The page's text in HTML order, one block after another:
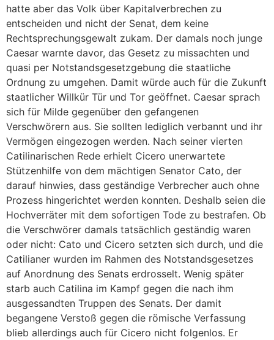
hatte aber das Volk über Kapitalverbrechen zu
entscheiden und nicht der Senat, dem keine
Rechtsprechungsgewalt zukam. Der damals noch junge
Caesar warnte davor, das Gesetz zu missachten und
quasi per Notstandsgesetzgebung die staatliche
Ordnung zu umgehen. Damit würde auch für die Zukunft
staatlicher Willkür Tür und Tor geöffnet. Caesar sprach
sich für Milde gegenüber den gefangenen
Verschwörern aus. Sie sollten lediglich verbannt und ihr
Vermögen eingezogen werden. Nach seiner vierten
Catilinarischen Rede erhielt Cicero unerwartete
Stützenhilfe von dem mächtigen Senator Cato, der
darauf hinwies, dass geständige Verbrecher auch ohne
Prozess hingerichtet werden konnten. Deshalb seien die
Hochverräter mit dem sofortigen Tode zu bestrafen. Ob
die Verschwörer damals tatsächlich geständig waren
oder nicht: Cato und Cicero setzten sich durch, und die
Catilianer wurden im Rahmen des Notstandsgesetzes
auf Anordnung des Senats erdrosselt. Wenig später
starb auch Catilina im Kampf gegen die nach ihm
ausgessandten Truppen des Senats. Der damit
begangene Verstoß gegen die römische Verfassung
blieb allerdings auch für Cicero nicht folgenlos. Er